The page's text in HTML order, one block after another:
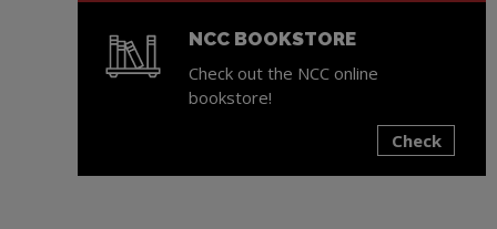
NCC BOOKSTORE
Check out the NCC online
bookstore!
Check